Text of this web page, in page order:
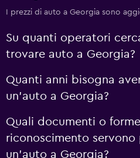
I prezzi di auto a Georgia sono
Su quanti operatori
trovare auto a Georgia?
Quanti anni bisogna
un'auto a Georgia?
Quali documenti o
riconoscimento
un'auto a Georgia?